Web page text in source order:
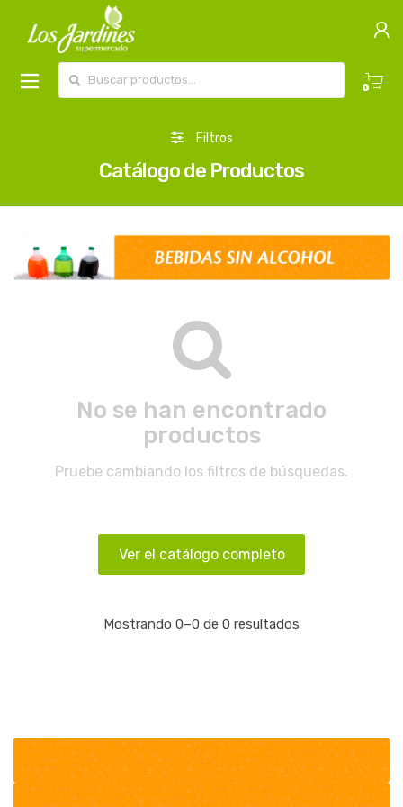
0
Filtros
Catálogo de Productos
No se han encontrado
productos
Pruebe cambiando los filtros de búsquedas.
Ver el catálogo completo
Mostrando 0–0 de 0 resultados